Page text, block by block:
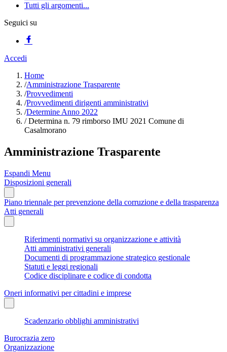
Tutti gli argomenti...
Seguici su
Accedi
Home
/Amministrazione Trasparente
/Provvedimenti
/Provvedimenti dirigenti amministrativi
/Determine Anno 2022
/Determina n. 79 rimborso IMU 2021 Comune di
Casalmorano
Amministrazione Trasparente
Espandi Menu
Disposizioni generali
Piano triennale per prevenzione della corruzione e della trasparenza
Atti generali
Riferimenti normativi su organizzazione e attività
Atti amministrativi generali
Documenti di programmazione strategico gestionale
Statuti e leggi regionali
Codice disciplinare e codice di condotta
Oneri informativi per cittadini e imprese
Scadenzario obblighi amministrativi
Burocrazia zero
Organizzazione